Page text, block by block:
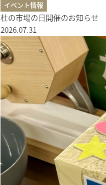
イベント情報
杜の市場の日開催のお知らせ
2026.07.31